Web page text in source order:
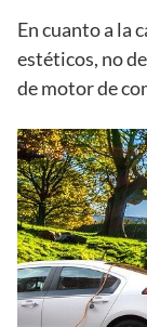
En cuanto a la
estéticos, no
de motor de